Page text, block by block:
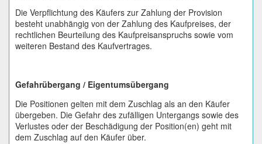
Die Verpflichtung des Käufers zur Zahlung der Provision
besteht unabhängig von der Zahlung des Kaufpreises, der
rechtlichen Beurteilung des Kaufpreisanspruchs sowie vom
weiteren Bestand des Kaufvertrages.
Gefahrübergang / Eigentumsübergang
Die Positionen gelten mit dem Zuschlag als an den Käufer
übergeben. Die Gefahr des zufälligen Untergangs sowie des
Verlustes oder der Beschädigung der Position(en) geht mit
dem Zuschlag auf den Käufer über.